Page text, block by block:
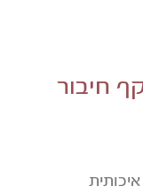
חיבור
עץ איכותית